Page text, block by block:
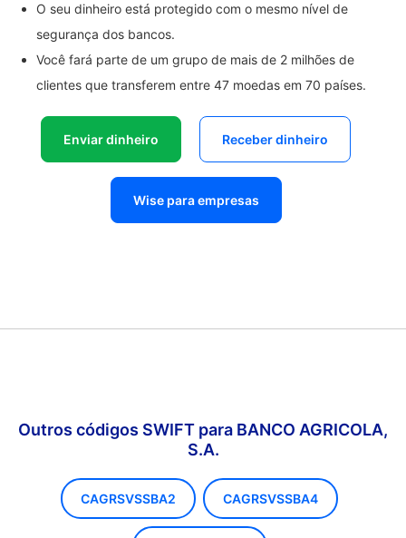
O seu dinheiro está protegido com o mesmo nível de
segurança dos bancos.
Você fará parte de um grupo de mais de 2 milhões de
clientes que transferem entre 47 moedas em 70 países.
Enviar dinheiro Receber dinheiro
Wise para empresas
Outros códigos SWIFT para BANCO AGRICOLA,
S.A.
CAGRSVSSBA2 CAGRSVSSBA4